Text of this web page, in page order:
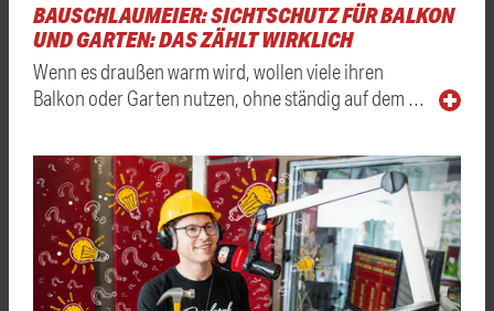
BAUSCHLAUMEIER: SICHTSCHUTZ FÜR BALKON
UND GARTEN: DAS ZÄHLT WIRKLICH
Wenn es draußen warm wird, wollen viele ihren
Balkon oder Garten nutzen, ohne ständig auf dem …